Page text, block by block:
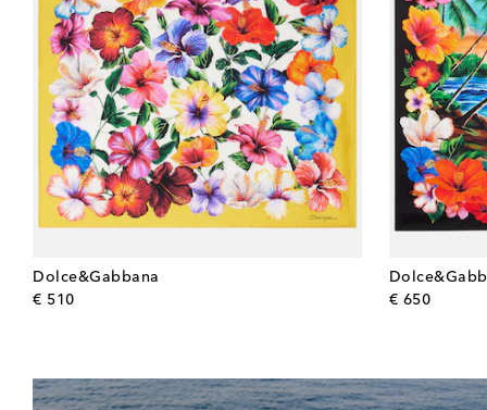
Dolce&Gabbana
€ 510original price
€ 650